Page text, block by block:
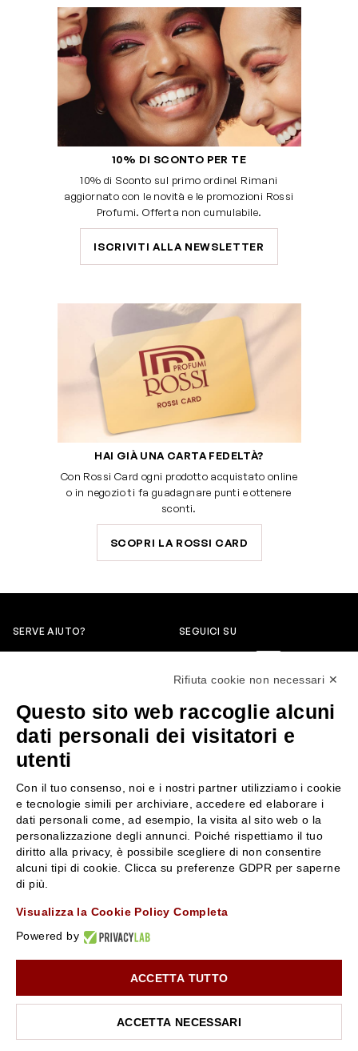
10% DI SCONTO PER TE
10% di Sconto sul primo ordine! Rimani
aggiornato con le novità e le promozioni Rossi
Profumi. Offerta non cumulabile.
ISCRIVITI ALLA NEWSLETTER
HAI GIÀ UNA CARTA FEDELTÀ?
Con Rossi Card ogni prodotto acquistato online
o in negozio ti fa guadagnare punti e ottenere
sconti.
SCOPRI LA ROSSI CARD
SERVE AIUTO?
servizioclienti@rossiprofumi.it
SEGUICI SU
SERVIZIO CLIENTI
Resi e rimborsi
Pagamenti
Spedizione
Condizioni generali di vendita
Privacy Policy
Chi siamo
Contattaci
Negozi
Attiva la Rossi Card
Lavora con noi
P.IVA 01351170350 - REA RE-179054 Cap.Soc. € 120.000,00 i.v. - PEC
10% di Sconto sul primo ordine!*
Iscriviti alla newsletter e rimani aggiornato con le novità e
le promozioni Rossi Profumi.
*Il Buono non si applica su Articoli in Promozione
Rifiuta cookie non necessari ✕
Questo sito web raccoglie alcuni
dati personali dei visitatori e
utenti
Con il tuo consenso, noi e i nostri partner utilizziamo i cookie
e tecnologie simili per archiviare, accedere ed elaborare i
dati personali come, ad esempio, la visita al sito web o la
personalizzazione degli annunci. Poiché rispettiamo il tuo
diritto alla privacy, è possibile scegliere di non consentire
alcuni tipi di cookie. Clicca su preferenze GDPR per saperne
di più.
Visualizza la Cookie Policy Completa
Powered by
ACCETTA TUTTO
ACCETTA NECESSARI